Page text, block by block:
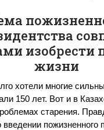
изобрести
жизни
хотели многие
150 лет. Вот и в
старения.
пожизненного